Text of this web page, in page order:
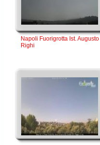
Napoli Fuorigrotta Ist. Augusto
Righi